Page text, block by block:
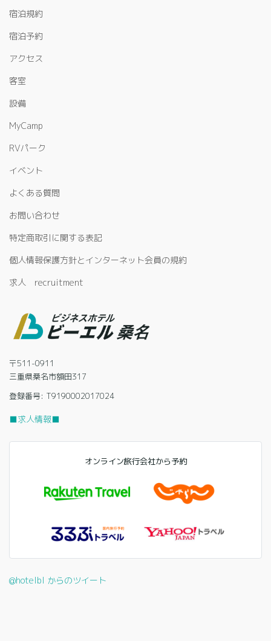
宿泊規約
宿泊予約
アクセス
客室
設備
MyCamp
RVパーク
イベント
よくある質問
お問い合わせ
特定商取引に関する表記
個人情報保護方針とインターネット会員の規約
求人 recruitment
〒511-0911
三重県桑名市額田317
登録番号: T9190002017024
■求人情報■
オンライン旅行会社から予約
@hotelbl からのツイート